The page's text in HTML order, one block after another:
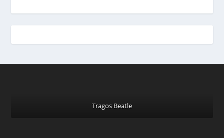
Tragos Beatle